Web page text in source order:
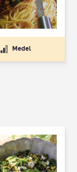
Medel